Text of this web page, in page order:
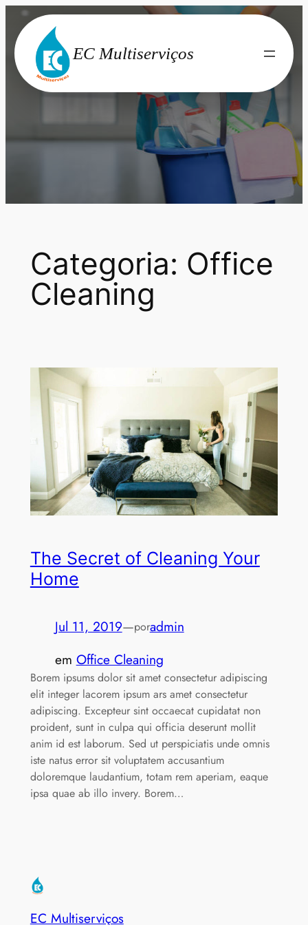
Saltar
para
conteúdo
EC Multiserviços
Categoria: Office
Cleaning
The Secret of Cleaning Your
Home
Jul 11, 2019—poradmin
em Office Cleaning
Borem ipsums dolor sit amet consectetur adipiscing
elit integer lacorem ipsum ars amet consectetur
adipiscing. Excepteur sint occaecat cupidatat non
proident, sunt in culpa qui officia deserunt mollit
anim id est laborum. Sed ut perspiciatis unde omnis
iste natus error sit voluptatem accusantium
doloremque laudantium, totam rem aperiam, eaque
ipsa quae ab illo invery. Borem…
EC Multiserviços